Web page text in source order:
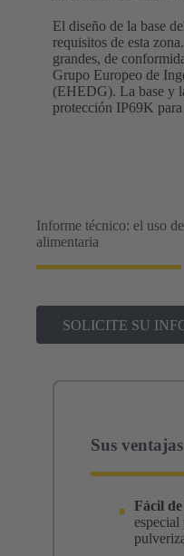
El diseño de la base
requisitos de esta
grandes, de
Grupo Europeo de
(EHEDG). La base y
protección IP69K
Informe técnico: el uso
alimentaria
SOLICITE SU
Sus
Fácil
especial